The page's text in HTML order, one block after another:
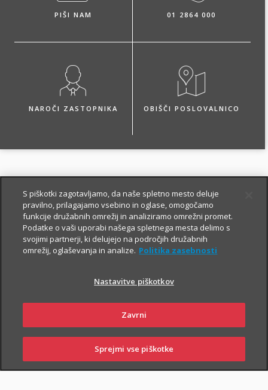
POSLOVALNICE
PIŠI NAM 01 2864 000
NAROČI ZASTOPNIKA OBIŠČI POSLOVALNICO
O zavarovanju
OSNOVNO IN DODATNA
ZAVAROVANJA
OSNOVNO ŽIVLJENJSKO ZAVAROVANJE
V okviru Fleksa za starejše ste zavarovani:
S piškotki zagotavljamo, da naše spletno mesto deluje
pravilno, prilagajamo vsebino in oglase, omogočamo
funkcije družabnih omrežij in analiziramo omrežni promet.
Podatke o vaši uporabi našega spletnega mesta delimo s
svojimi partnerji, ki delujejo na področjih družabnih
omrežij, oglaševanja in analize. Politika zasebnosti
Nastavitve piškotkov
Zavrni
Sprejmi vse piškotke